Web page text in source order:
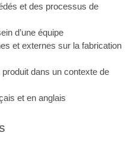
et des processus de
d’une équipe
et externes sur la fabrication
dans un contexte de
et en anglais